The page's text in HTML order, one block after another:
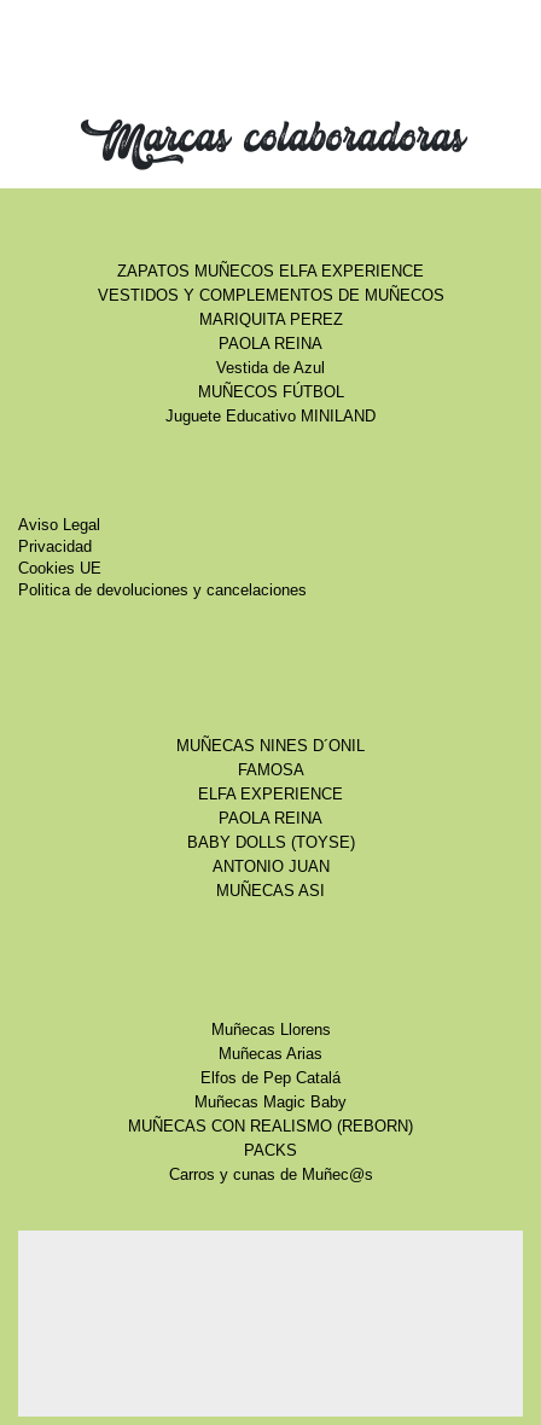
Marcas colaboradoras
ZAPATOS MUÑECOS ELFA EXPERIENCE
VESTIDOS Y COMPLEMENTOS DE MUÑECOS
MARIQUITA PEREZ
PAOLA REINA
Vestida de Azul
MUÑECOS FÚTBOL
Juguete Educativo MINILAND
Aviso Legal
Privacidad
Cookies UE
Politica de devoluciones y cancelaciones
MUÑECAS NINES D´ONIL
FAMOSA
ELFA EXPERIENCE
PAOLA REINA
BABY DOLLS (TOYSE)
ANTONIO JUAN
MUÑECAS ASI
Muñecas Llorens
Muñecas Arias
Elfos de Pep Catalá
Muñecas Magic Baby
MUÑECAS CON REALISMO (REBORN)
PACKS
Carros y cunas de Muñec@s